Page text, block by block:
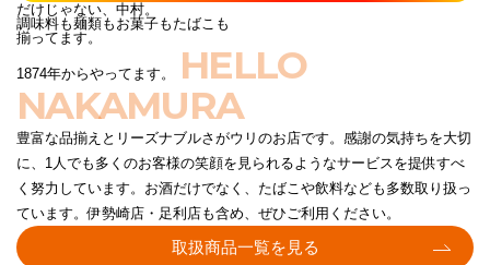
だけじゃない、中村。
調味料も麺類もお菓子もたばこも
揃ってます。
1874年からやってます。
HELLO
NAKAMURA
豊富な品揃えとリーズナブルさがウリのお店です。感謝の気持ちを大切
に、1人でも多くのお客様の笑顔を見られるようなサービスを提供すべ
く努力しています。お酒だけでなく、たばこや飲料なども多数取り扱っ
ています。伊勢崎店・足利店も含め、ぜひご利用ください。
取扱商品一覧を見る